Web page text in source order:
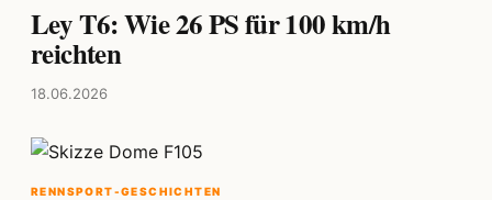
Ley T6: Wie 26 PS für 100 km/h
reichten
18.06.2026
RENNSPORT-GESCHICHTEN